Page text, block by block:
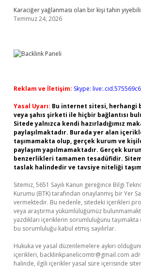
Karaciğer yağlanması olan bir kişi tahin
Temmuz 24, 2026
Reklam ve İletişim: Skype:
Yasal Uyarı: Bu internet sitesi, herhangi
veya şahıs şirketi ile hiçbir bağlantısı
Sitede yalnızca kendi hazırladığımız
paylaşılmaktadır. Burada yer alan
taşımamakta olup, gerçek kurum ve
paylaşım yapılmamaktadır. Gerçek
benzerlikleri tamamen tesadüfidir.
taslak halindedir ve tavsiye niteliği
Sitemiz, 5651 Sayılı Kanun gereğince Bilgi
Kurumu (BTK) tarafından onaylanmış bir Yer
vermektedir. Bu nedenle, sitedeki içerikleri
veya araştırma yükümlülüğümüz
yazdıkları içeriklerin sorumluluğunu
bu sorumluluğu kabul etmiş sayılırlar.
Hukuka ve yasal düzenlemelere aykırı
içerikleri, backlinkpanelicomtr@gmail.com
halinde, ilgili içerikler yasal süre içerisinde